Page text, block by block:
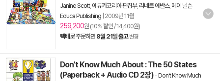
Janine Scott, 에듀카코리아 편집부, 리네트 에반스, 메이 닐슨
Educa Publishing 2009년 11월
259,200원 (10% 할인 / 14,400원)
택배로 주문하면 8월 21일 출고 변경
Don't Know Much About : The 50 States
(Paperback + Audio CD 2장) -Don't Know Much